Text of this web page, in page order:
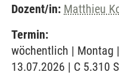
Dozent/in: Matthieu
Termin:
wöchentlich | Montag
13.07.2026 | C 5.310